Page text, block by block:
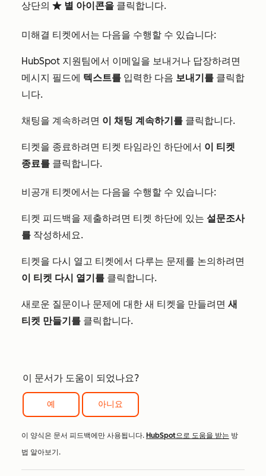
상단의 favorite 별 아이콘을 클릭합니다.
미해결 티켓에서는 다음을 수행할 수 있습니다:
HubSpot 지원팀에서 이메일을 보내거나 답장하려면
메시지 필드에 텍스트를 입력한 다음 보내기를 클릭합
니다.
채팅을 계속하려면 이 채팅 계속하기를 클릭합니다.
티켓을 종료하려면 티켓 타임라인 하단에서 이 티켓
종료를 클릭합니다.
비공개 티켓에서는 다음을 수행할 수 있습니다:
티켓 피드백을 제출하려면 티켓 하단에 있는 설문조사
를 작성하세요.
티켓을 다시 열고 티켓에서 다루는 문제를 논의하려면
이 티켓 다시 열기를 클릭합니다.
새로운 질문이나 문제에 대한 새 티켓을 만들려면 새
티켓 만들기를 클릭합니다.
이 문서가 도움이 되었나요?
예 아니요
이 양식은 문서 피드백에만 사용됩니다. HubSpot으로 도움을 받는 방
법 알아보기.